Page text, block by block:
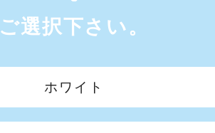
ご選択下さい。
ホワイト